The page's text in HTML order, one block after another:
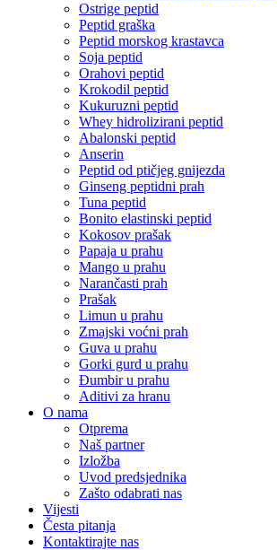
Ostrige peptid
Peptid graška
Peptid morskog krastavca
Soja peptid
Orahovi peptid
Krokodil peptid
Kukuruzni peptid
Whey hidrolizirani peptid
Abalonski peptid
Anserin
Peptid od ptičjeg gnijezda
Ginseng peptidni prah
Tuna peptid
Bonito elastinski peptid
Kokosov prašak
Papaja u prahu
Mango u prahu
Narančasti prah
Prašak
Limun u prahu
Zmajski voćni prah
Guva u prahu
Gorki gurd u prahu
Đumbir u prahu
Aditivi za hranu
O nama
Otprema
Naš partner
Izložba
Uvod predsjednika
Zašto odabrati nas
Vijesti
Česta pitanja
Kontaktirajte nas